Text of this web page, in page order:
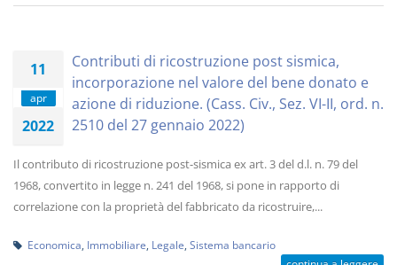
11
apr
2022
Contributi di ricostruzione post sismica,
incorporazione nel valore del bene donato e
azione di riduzione. (Cass. Civ., Sez. VI-II, ord. n.
2510 del 27 gennaio 2022)
Il contributo di ricostruzione post-sismica ex art. 3 del d.l. n. 79 del
1968, convertito in legge n. 241 del 1968, si pone in rapporto di
correlazione con la proprietà del fabbricato da ricostruire,...
Economica Immobiliare Legale Sistema bancario